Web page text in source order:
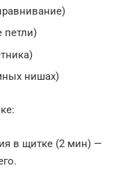
петли)
нишах)
в щитке (2 мин) —